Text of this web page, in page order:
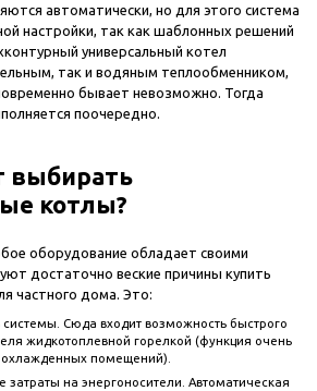
автоматически, но для этого система
настройки, так как шаблонных решений
универсальный котел
так и водяным теплообменником,
бывает невозможно. Тогда
поочередно.
выбирать
котлы?
оборудование обладает своими
достаточно веские причины купить
частного дома. Это:
Сюда входит возможность быстрого
жидкотоплевной горелкой (функция очень
охлажденных помещений).
на энергоносители. Автоматическая